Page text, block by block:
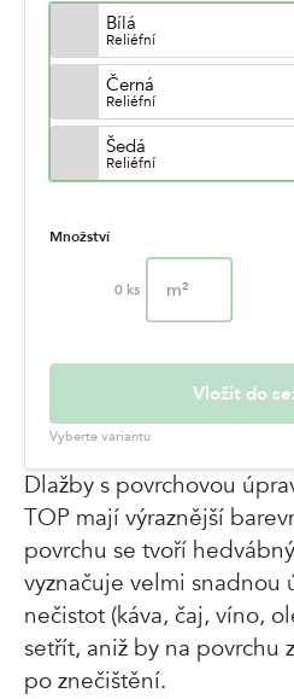
Bílá
Reliéfní
Černá
Reliéfní
Šedá
Reliéfní
Množství
0 ks m²
Vložit do
Vyberte variantu
Dlažby s povrchovou
TOP mají výraznější
povrchu se tvoří
vyznačuje velmi snadnou
nečistot (káva, čaj, víno,
setřít, aniž by na povrchu
po znečištění.